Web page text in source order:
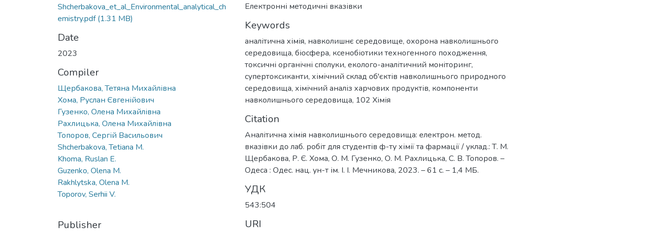
Shcherbakova_et_al_Environmental_analytical_ch
emistry.pdf(1.31 MB)
Date
2023
Compiler
Щербакова, Тетяна Михайлівна
Хома, Руслан Євгенійович
Гузенко, Олена Михайлівна
Рахлицька, Олена Михайлівна
Топоров, Сергій Васильович
Shcherbakova, Tetiana M.
Khoma, Ruslan E.
Guzenko, Olena M.
Rakhlytska, Olena M.
Toporov, Serhii V.
Publisher
Електронні методичні вказівки
Keywords
аналітична хімія, навколишнє середовище, охорона навколишнього
середовища, біосфера, ксенобіотики техногенного походження,
токсичні органічні сполуки, еколого-аналітичний моніторинг,
супертоксиканти, хімічний склад об'єктів навколишнього природного
середовища, хімічний аналіз харчових продуктів, компоненти
навколишнього середовища, 102 Хімія
Citation
Аналітична хімія навколишнього середовища: електрон. метод.
вказівки до лаб. робіт для студентів ф-ту хімії та фармації / уклад.: Т. М.
Щербакова, Р. Є. Хома, О. М. Гузенко, О. М. Рахлицька, С. В. Топоров. –
Одеса : Одес. нац. ун-т ім. І. І. Мечникова, 2023. – 61 с. – 1,4 МБ.
УДК
543:504
URI